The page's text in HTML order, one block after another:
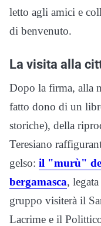
letto agli amici e
di benvenuto.
La visita alla
Dopo la firma, alla
fatto dono di un
storiche), della
Teresiano
gelso: il "murù"
bergamasca,
gruppo visiterà il
Lacrime e il